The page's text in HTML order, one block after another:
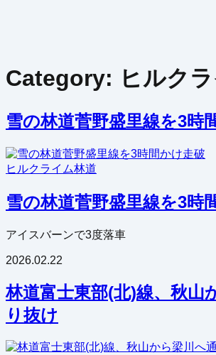
Category: ヒルク
雪の林道菅野盛里線を3時
ヒルクライム林道
雪の林道菅野盛里線を3時
アイスバーンで3度落車
2026.02.22
林道富士東部(北)線、秋山
り抜け